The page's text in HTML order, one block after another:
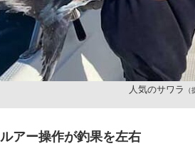
人気のサワラ
ルアー操作が釣果を左右